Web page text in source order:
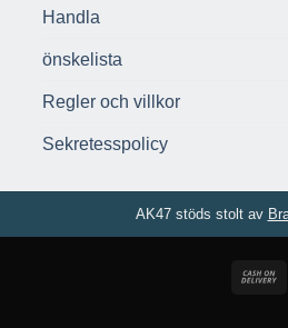
Handla
önskelista
Regler och villkor
Sekretesspolicy
AK47 stöds stolt av